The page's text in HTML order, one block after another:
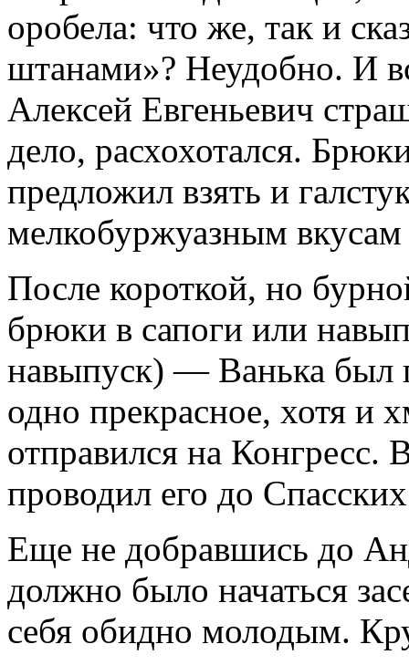
оробела: что же, так и
штанами»? Неудобно. И
Алексей Евгеньевич
дело, расхохотался.
предложил взять и
мелкобуржуазным
После короткой, но
брюки в сапоги или
навыпуск) — Ванька был
одно прекрасное, хотя и
отправился на Конгресс.
проводил его до
Еще не добравшись до
должно было начаться
себя обидно молодым.